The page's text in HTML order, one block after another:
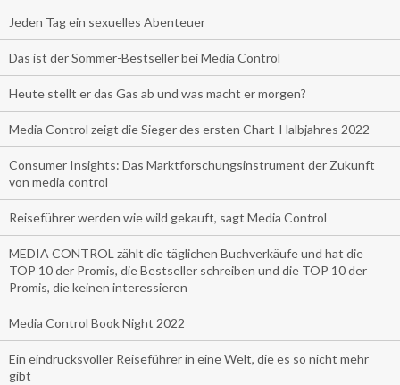
Jeden Tag ein sexuelles Abenteuer
Das ist der Sommer-Bestseller bei Media Control
Heute stellt er das Gas ab und was macht er morgen?
Media Control zeigt die Sieger des ersten Chart-Halbjahres 2022
Consumer Insights: Das Marktforschungsinstrument der Zukunft
von media control
Reiseführer werden wie wild gekauft, sagt Media Control
MEDIA CONTROL zählt die täglichen Buchverkäufe und hat die
TOP 10 der Promis, die Bestseller schreiben und die TOP 10 der
Promis, die keinen interessieren
Media Control Book Night 2022
Ein eindrucksvoller Reiseführer in eine Welt, die es so nicht mehr
gibt